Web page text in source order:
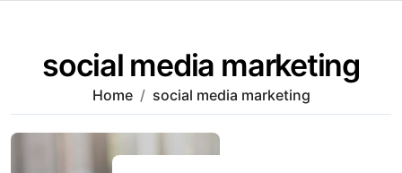
social media marketing
Home social media marketing